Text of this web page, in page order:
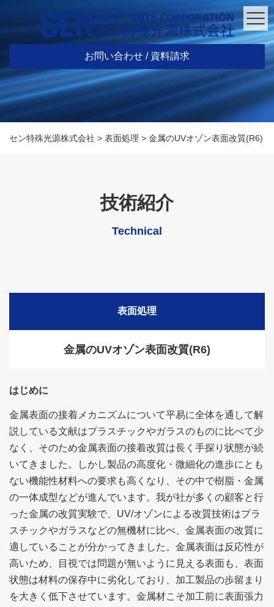
お問い合わせ / 資料請求
セン特殊光源株式会社 > 表面処理 > 金属のUVオゾン表面改質(R6)
技術紹介
Technical
表面処理
金属のUVオゾン表面改質(R6)
はじめに
金属表面の接着メカニズムについて平易に全体を通して解
説している文献はプラスチックやガラスのものに比べて少
なく、そのため金属表面の接着改質は長く手探り状態が続
いてきました。しかし製品の高度化・微細化の進歩にとも
ない機能性材料への要求も高くなり、その中で樹脂・金属
の一体成型などが進んでいます。我が社が多くの顧客と行
った金属の改質実験で、UV/オゾンによる改質技術はプラ
スチックやガラスなどの無機材に比べ、金属表面の改質に
適していることが分かってきました。金属表面は反応性が
高いため、目視では問題が無いように見える表面も、表面
状態は材料の保存中に劣化しており、加工製品の歩留まり
を大きく低下させています。金属材こそ加工前に表面張力